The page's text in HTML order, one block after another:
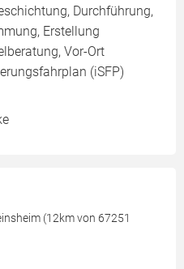
Durchführung,
Erstellung
Vor-Ort
(iSFP)
(12km von 67251